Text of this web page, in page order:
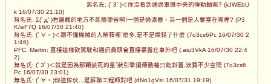
無名氏: (ﾟ3ﾟ)＜你沒看到通過車體中央的傳動軸嘛? (icIWEbU
k 16/07/30 21:10)
無名氏: Σ(ﾟдﾟ)右邊截的地方不能隨便省啊!一個是過濾器，另一個是人要塞在哪裡? (P3
K/wF7Q 16/07/30 21:40)
無名氏: (ﾟ∀。)＜跟不懂機械的人解釋哪ˋ麼多,是不是搞錯了什麼 (7o3cs6Pc 16/07/30 2
1:46)
PFC. Martin: 直接這樣砍駕駛和通訊員頭會直接暴露在車外吧 (.aiu3VkA 16/07/30 22:4
2)
無名氏: (ﾟ3ﾟ)＜就是因為那顆該死的星ˋ狀引擎讓傳動軸只能斜置,浪費不少空間 (7o3cs6
Pc 16/07/30 23:01)
無名氏: (ﾟ∀。)你這傢伙...是蘇聯工程師對吧 (dNo1gVsI 16/07/31 19:19)